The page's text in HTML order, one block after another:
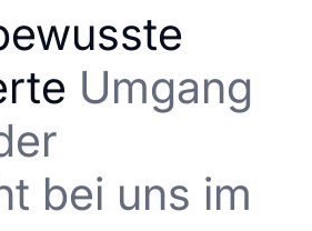
Umgang
bei uns im